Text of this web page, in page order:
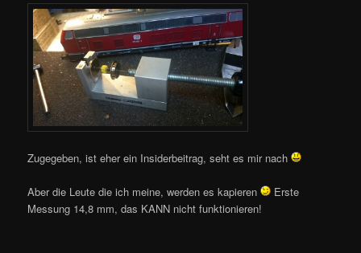
Zugegeben, ist eher ein Insiderbeitrag, seht es mir nach
Aber die Leute die ich meine, werden es kapieren
Erste
Messung 14,8 mm, das KANN nicht funktionieren!